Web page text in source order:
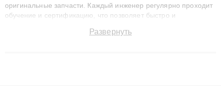
оригинальные запчасти. Каждый инженер регулярно проходит
обучение и сертификацию, что позволяет быстро и
сохранением гарантии до 3 лет. Наши мастера решают
Развернуть